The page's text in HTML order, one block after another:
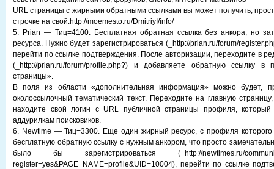
URL страницы с жирными обратными ссылками вы может получить,
строчке на свой:http://moemesto.ru/DmitriyI/info/
5. Prian — Тиц=4100. Бесплатная обратная ссылка без анкора, но
ресурса. Нужно будет зарегистрироваться (_http://prian.ru/forum/
перейти по ссылке подтверждения. После авторизации, переходите в
(_http://prian.ru/forum/profile.php?) и добавляете обратную ссылку
страницы».
В поля из области «дополнительная информация» можно будет,
околоссылочный тематический текст. Переходите на главную
находите свой логин с URL публичной страницы профиля,
аддурилкам поисковиков.
6. Newtime — Тиц=3300. Еще один жирный ресурс, с профиля которого
бесплатную обратную ссылку с нужным анкором, что просто
было бы зарегистрироваться (_http://newtimes.ru/
register=yes&PAGE_NAME=profile&UID=10004), перейти по ссылке